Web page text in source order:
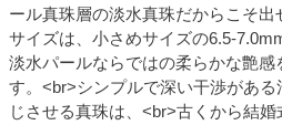
ール真珠層の淡水真珠だからこそ
サイズは、小さめサイズの6.5-
淡水パールならではの柔らかな艶感
す。<br>シンプルで深い干渉があ
じさせる真珠は、<br>古くから結